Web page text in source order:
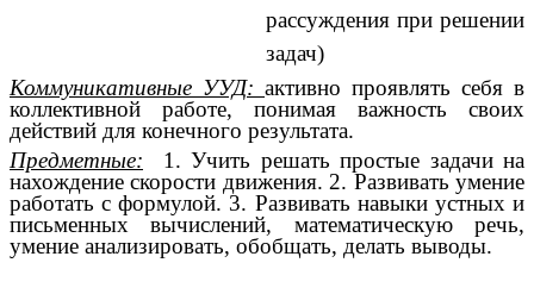
рассуждения при решении
задач)
Коммуникативные УУД: активно проявлять себя в
коллективной работе, понимая важность своих
действий для конечного результата.
Предметные:
1. Учить решать простые задачи на
нахождение скорости движения. 2. Развивать умение
работать с формулой. 3. Развивать навыки устных и
письменных вычислений, математическую речь,
умение анализировать, обобщать, делать выводы.